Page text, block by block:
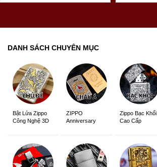
DANH SÁCH CHUYÊN MỤC
Bật Lửa Zippo
Công Nghệ 3D
ZIPPO
Anniversary
Zippo Bạc Khối
Cao Cấp